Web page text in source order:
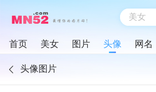
首页 美女 图片 头像 网名
头像图片